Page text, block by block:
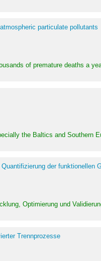
particulate pollutants
of premature deaths a
the Baltics and Southern
der
Optimierung und
Trennprozesse